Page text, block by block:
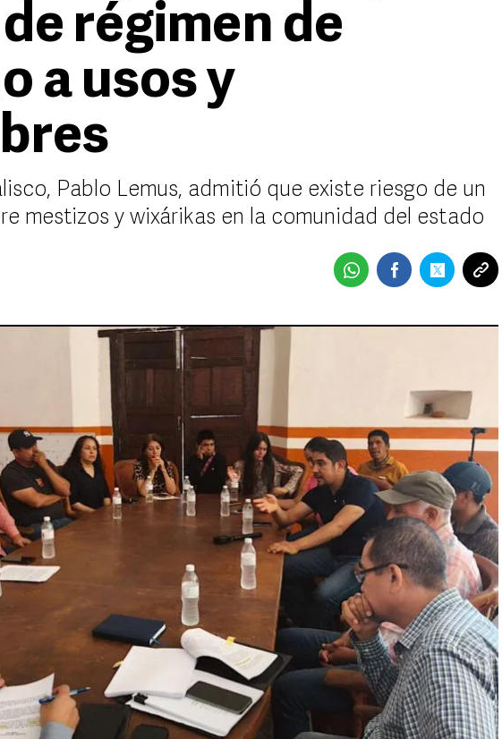
régimen de
a usos y
Pablo Lemus, admitió que existe riesgo de un
mestizos y wixárikas en la comunidad del estado